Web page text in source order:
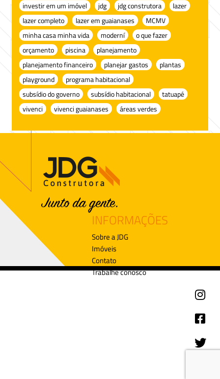
investir em um imóvel
jdg jdg construtora
lazer
lazer completo
lazer em guaianases
MCMV
minha casa minha vida
moderní
o que fazer
orçamento
piscina
planejamento
planejamento financeiro
planejar gastos
plantas
playground
programa habitacional
subsídio do governo
subsídio habitacional
tatuapé
vivenci
vivenci guaianases áreas verdes
INFORMAÇÕES
Sobre a JDG
Imóveis
Contato
Trabalhe conosco